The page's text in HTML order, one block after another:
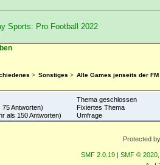
Sports: Pro Football 2022
> Sonstiges > Alle Games jenseits der
Antworten)
als 150 Antworten)
Thema geschlossen
Fixiertes Thema
Umfrage
Protected
SMF 2.0.19 SMF © 2020